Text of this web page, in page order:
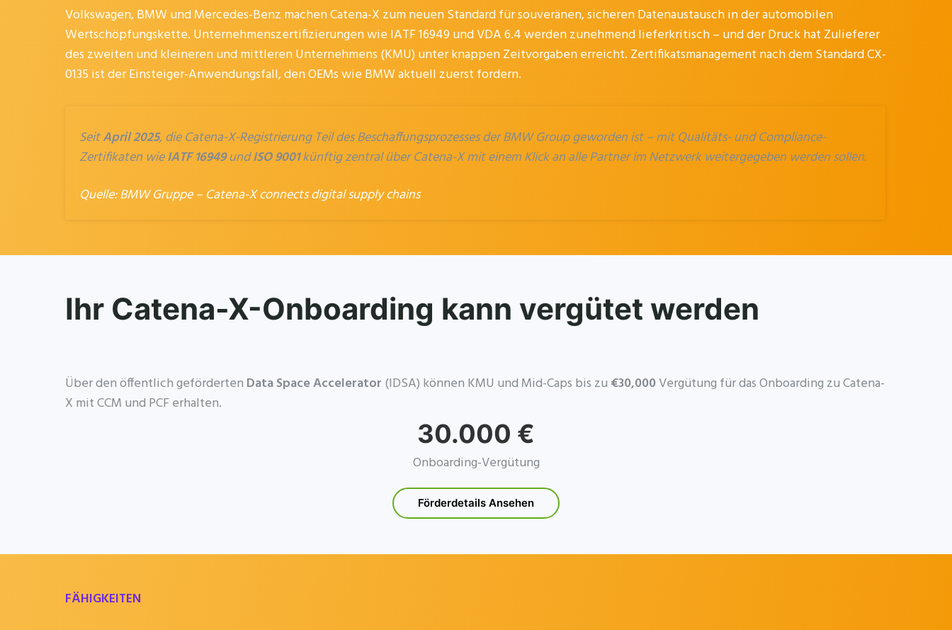
Volkswagen, BMW und Mercedes-Benz machen Catena-X zum neuen Standard für souveränen, sicheren Datenaustausch in der automobilen
Wertschöpfungskette. Unternehmenszertifizierungen wie IATF 16949 und VDA 6.4 werden zunehmend lieferkritisch – und der Druck hat Zulieferer
des zweiten und kleineren und mittleren Unternehmens (KMU) unter knappen Zeitvorgaben erreicht. Zertifikatsmanagement nach dem Standard CX-
0135 ist der Einsteiger-Anwendungsfall, den OEMs wie BMW aktuell zuerst fordern.
SeitApril 2025, die Catena-X-Registrierung Teil des Beschaffungsprozesses der BMW Group geworden ist – mit Qualitäts- und Compliance-
Zertifikaten wieIATF 16949undISO 9001künftig zentral über Catena-X mit einem Klick an alle Partner im Netzwerk weitergegeben werden sollen.
Quelle:BMW Gruppe – Catena-X connects digital supply chains
Ihr Catena-X-Onboarding kann vergütet werden
Über den öffentlich geförderten Data Space Accelerator (IDSA) können KMU und Mid-Caps bis zu €30,000Vergütung für das Onboarding zu Catena-
X mit CCM und PCF erhalten.
30.000 €
Onboarding-Vergütung
Förderdetails Ansehen
FÄHIGKEITEN